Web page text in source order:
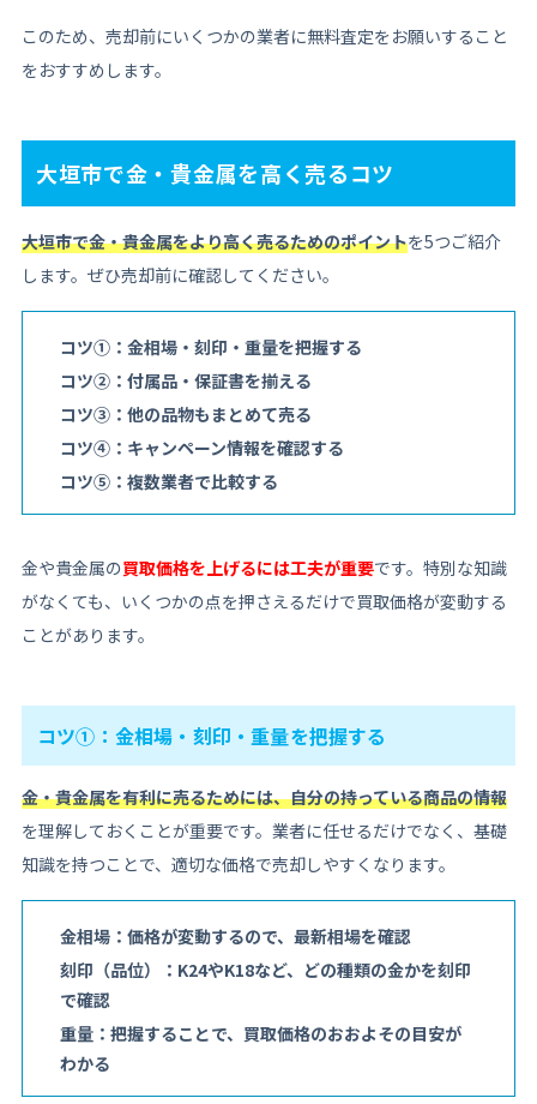
このため、売却前にいくつかの業者に無料査定をお願いすること
をおすすめします。
大垣市で金・貴金属を高く売るコツ
大垣市で金・貴金属をより高く売るためのポイントを5つご紹介
します。ぜひ売却前に確認してください。
コツ①：金相場・刻印・重量を把握する
コツ②：付属品・保証書を揃える
コツ③：他の品物もまとめて売る
コツ④：キャンペーン情報を確認する
コツ⑤：複数業者で比較する
金や貴金属の買取価格を上げるには工夫が重要です。特別な知識
がなくても、いくつかの点を押さえるだけで買取価格が変動する
ことがあります。
コツ①：金相場・刻印・重量を把握する
金・貴金属を有利に売るためには、自分の持っている商品の情報
を理解しておくことが重要です。業者に任せるだけでなく、基礎
知識を持つことで、適切な価格で売却しやすくなります。
金相場：価格が変動するので、最新相場を確認
刻印（品位）：K24やK18など、どの種類の金かを刻印
で確認
重量：把握することで、買取価格のおおよその目安が
わかる